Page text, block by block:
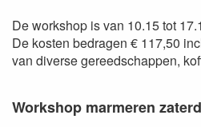
De workshop is van 10.15 tot
De kosten bedragen € 117,50
van diverse gereedschappen,
Workshop marmeren